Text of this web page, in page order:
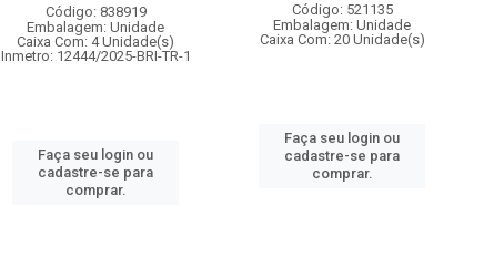
Código: 838919
Embalagem: Unidade
Caixa Com: 4 Unidade(s)
Inmetro: 12444/2025-BRI-TR-1
Faça seu login ou
cadastre-se para
comprar.
Código: 521135
Embalagem: Unidade
Caixa Com: 20 Unidade(s)
Faça seu login ou
cadastre-se para
comprar.